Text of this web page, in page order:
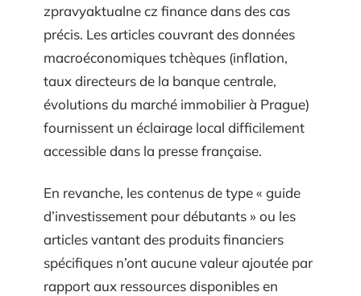
zpravyaktualne cz finance dans des cas
précis. Les articles couvrant des données
macroéconomiques tchèques (inflation,
taux directeurs de la banque centrale,
évolutions du marché immobilier à Prague)
fournissent un éclairage local difficilement
accessible dans la presse française.
En revanche, les contenus de type « guide
d’investissement pour débutants » ou les
articles vantant des produits financiers
spécifiques n’ont aucune valeur ajoutée par
rapport aux ressources disponibles en